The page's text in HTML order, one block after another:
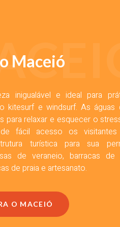
Maceió
inigualável e ideal para
kitesurf e windsurf. As águas
para relaxar e esquecer o
fácil acesso os visitantes
turística para sua
de veraneio, barracas
de praia e artesanato.
O MACEIÓ